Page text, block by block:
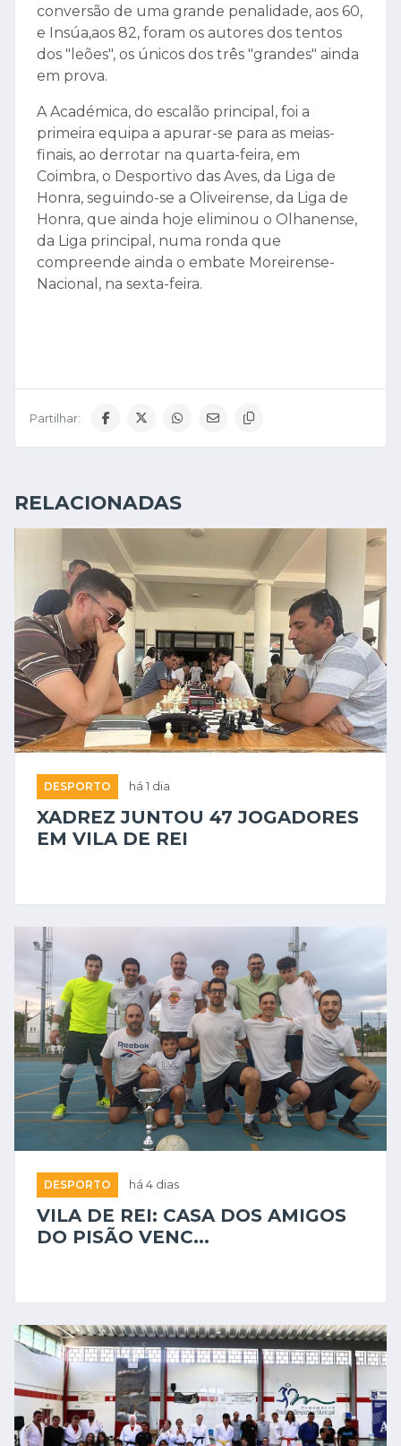
conversão de uma grande penalidade, aos 60,
e Insúa,aos 82, foram os autores dos tentos
dos "leões", os únicos dos três "grandes" ainda
em prova.
A Académica, do escalão principal, foi a
primeira equipa a apurar-se para as meias-
finais, ao derrotar na quarta-feira, em
Coimbra, o Desportivo das Aves, da Liga de
Honra, seguindo-se a Oliveirense, da Liga de
Honra, que ainda hoje eliminou o Olhanense,
da Liga principal, numa ronda que
compreende ainda o embate Moreirense-
Nacional, na sexta-feira.
Partilhar:
RELACIONADAS
DESPORTO há 1 dia
XADREZ JUNTOU 47 JOGADORES
EM VILA DE REI
DESPORTO há 4 dias
VILA DE REI: CASA DOS AMIGOS
DO PISÃO VENC...